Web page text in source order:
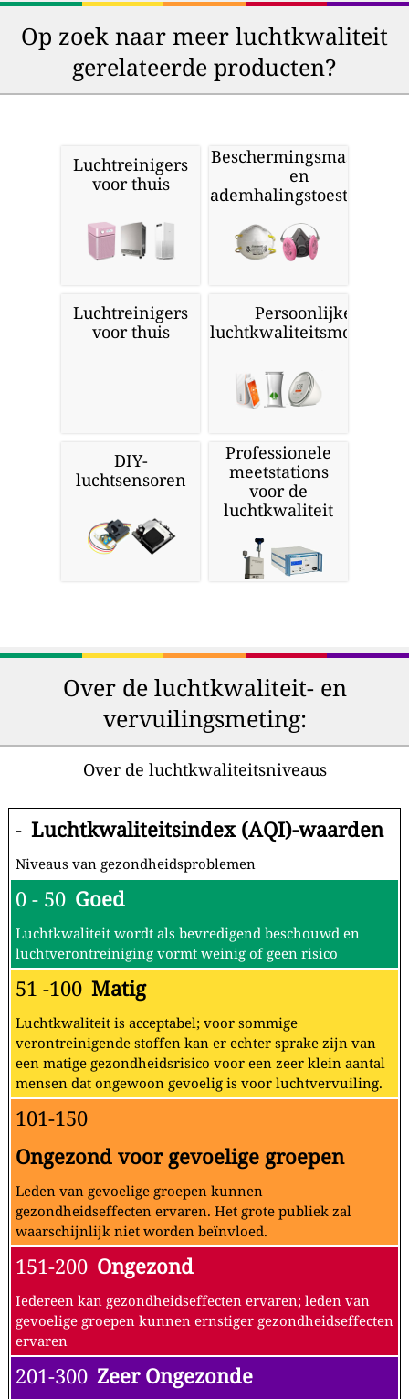
Op zoek naar meer luchtkwaliteit
gerelateerde producten?
Luchtreinigers
voor thuis
Beschermingsmaskers
en
ademhalingstoestellen
Luchtreinigers
voor thuis
Persoonlijke
luchtkwaliteitsmonitors
DIY-
luchtsensoren
Professionele
meetstations
voor de
luchtkwaliteit
Over de luchtkwaliteit- en
vervuilingsmeting:
Over de luchtkwaliteitsniveaus
- Luchtkwaliteitsindex (AQI)-waarden
Niveaus van gezondheidsproblemen
0 - 50 Goed
Luchtkwaliteit wordt als bevredigend beschouwd en
luchtverontreiniging vormt weinig of geen risico
51 -100 Matig
Luchtkwaliteit is acceptabel; voor sommige
verontreinigende stoffen kan er echter sprake zijn van
een matige gezondheidsrisico voor een zeer klein aantal
mensen dat ongewoon gevoelig is voor luchtvervuiling.
101-150
Ongezond voor gevoelige groepen
Leden van gevoelige groepen kunnen
gezondheidseffecten ervaren. Het grote publiek zal
waarschijnlijk niet worden beïnvloed.
151-200 Ongezond
Iedereen kan gezondheidseffecten ervaren; leden van
gevoelige groepen kunnen ernstiger gezondheidseffecten
ervaren
201-300 Zeer Ongezonde